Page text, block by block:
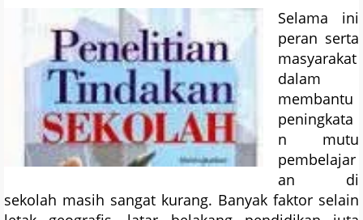
Selama ini
peran serta
masyarakat
dalam
membantu
peningkata
n mutu
pembelajar
an di
sekolah masih sangat kurang. Banyak faktor selain